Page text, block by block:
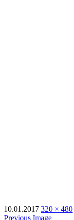
10.01.2017 320 × 480
Previous Image